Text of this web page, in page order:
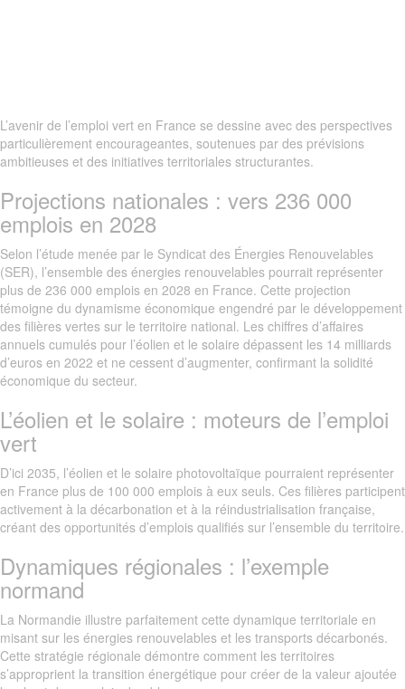
L’avenir de l’emploi vert en France se dessine avec des perspectives
particulièrement encourageantes, soutenues par des prévisions
ambitieuses et des initiatives territoriales structurantes.
Projections nationales : vers 236 000
emplois en 2028
Selon l’étude menée par le Syndicat des Énergies Renouvelables
(SER), l’ensemble des énergies renouvelables pourrait représenter
plus de 236 000 emplois en 2028 en France. Cette projection
témoigne du dynamisme économique engendré par le développement
des filières vertes sur le territoire national. Les chiffres d’affaires
annuels cumulés pour l’éolien et le solaire dépassent les 14 milliards
d’euros en 2022 et ne cessent d’augmenter, confirmant la solidité
économique du secteur.
L’éolien et le solaire : moteurs de l’emploi
vert
D’ici 2035, l’éolien et le solaire photovoltaïque pourraient représenter
en France plus de 100 000 emplois à eux seuls. Ces filières participent
activement à la décarbonation et à la réindustrialisation française,
créant des opportunités d’emplois qualifiés sur l’ensemble du territoire.
Dynamiques régionales : l’exemple
normand
La Normandie illustre parfaitement cette dynamique territoriale en
misant sur les énergies renouvelables et les transports décarbonés.
Cette stratégie régionale démontre comment les territoires
s’approprient la transition énergétique pour créer de la valeur ajoutée